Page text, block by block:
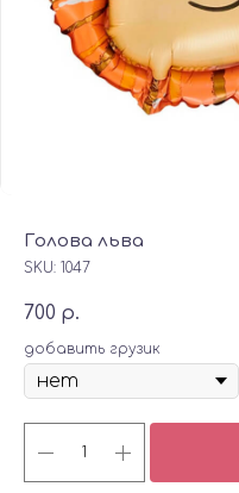
Голова льва
SKU: 1047
700 р.
добавить грузик